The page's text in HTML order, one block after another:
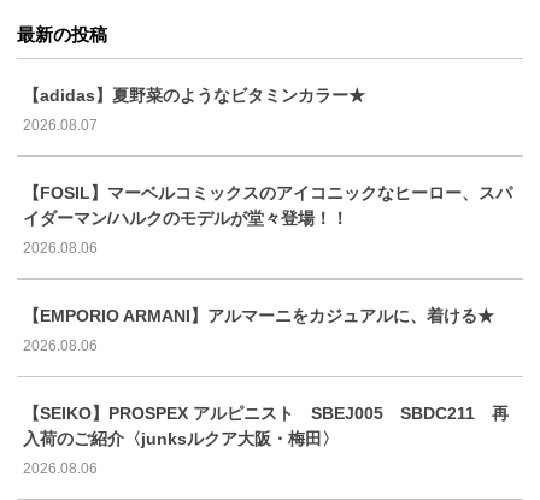
最新の投稿
【adidas】夏野菜のようなビタミンカラー★
2026.08.07
【FOSIL】マーベルコミックスのアイコニックなヒーロー、スパ
イダーマン/ハルクのモデルが堂々登場！！
2026.08.06
【EMPORIO ARMANI】アルマーニをカジュアルに、着ける★
2026.08.06
【SEIKO】PROSPEX アルピニスト SBEJ005 SBDC211 再
入荷のご紹介〈junksルクア大阪・梅田〉
2026.08.06